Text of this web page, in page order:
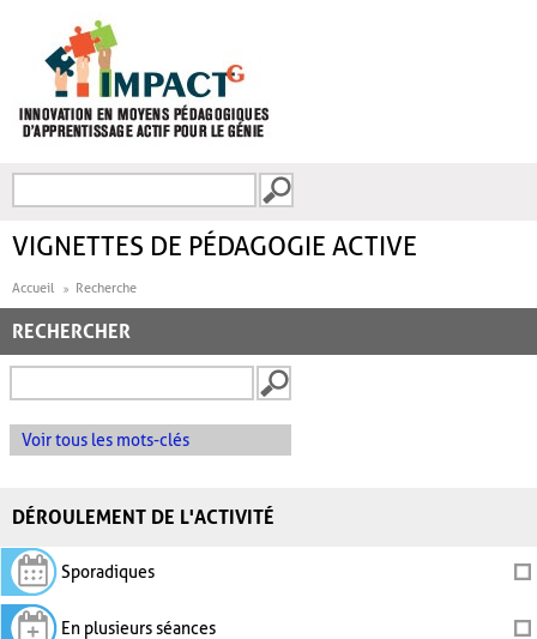
FORMULAIRE DE
VIGNETTES DE PÉDAGOGIE ACTIVE
Accueil Recherche
RECHERCHER
Voir tous les mots-clés
DÉROULEMENT DE L'ACTIVITÉ
Sporadiques
En plusieurs séances